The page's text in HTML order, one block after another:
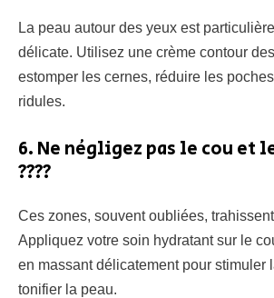
La peau autour des yeux est
délicate. Utilisez une crème contour
estomper les cernes, réduire les
ridules.
6. Ne négligez pas le cou et
????
Ces zones, souvent oubliées, trahissent
Appliquez votre soin hydratant sur le
en massant délicatement pour stimuler
tonifier la peau.